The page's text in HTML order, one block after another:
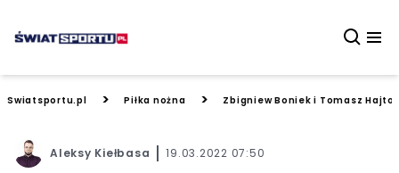
Swiatsportu.pl > Piłka nożna > Zbigniew Boniek i Tomasz
Aleksy Kiełbasa 19.03.2022 07:50